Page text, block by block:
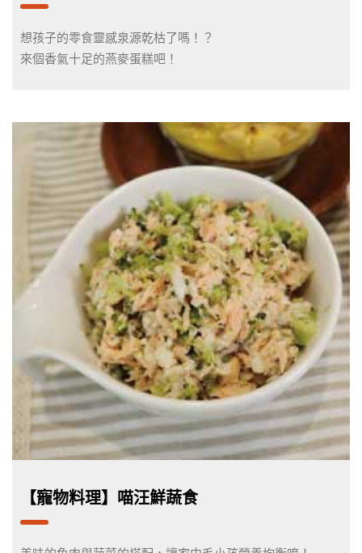
想孩子的零食靈感泉源乾枯了嗎！？
來個香氣十足的燕麥蛋糕吧！
【寵物料理】喵汪鮮蔬食